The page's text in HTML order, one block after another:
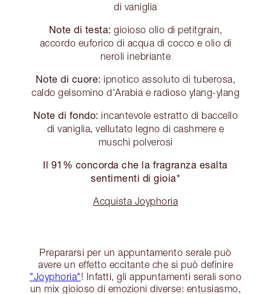
di vaniglia
Note di testa: gioioso olio di petitgrain,
accordo euforico di acqua di cocco e olio di
neroli inebriante
Note di cuore: ipnotico assoluto di tuberosa,
caldo gelsomino d'Arabia e radioso ylang-ylang
Note di fondo: incantevole estratto di baccello
di vaniglia, vellutato legno di cashmere e
muschi polverosi
Il 91% concorda che la fragranza esalta
sentimenti di gioia*
Acquista Joyphoria
Prepararsi per un appuntamento serale può
avere un effetto eccitante che si può definire
"Joyphoria"! Infatti, gli appuntamenti serali sono
un mix gioioso di emozioni diverse: entusiasmo,